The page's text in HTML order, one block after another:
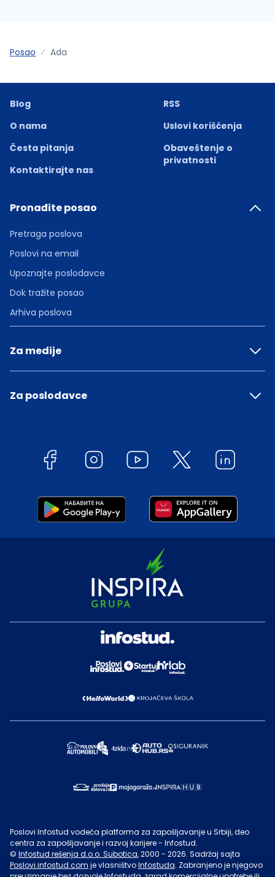
Posao Ada
Blog
O nama
Česta pitanja
Kontaktirajte nas
RSS
Uslovi korišćenja
Obaveštenje o
privatnosti
Pronađite posao
Pretraga poslova
Poslovi na email
Upoznajte poslodavce
Dok tražite posao
Arhiva poslova
Za medije
Za poslodavce
Poslovi Infostud vodeća platforma za zapošljavanje u Srbiji, deo
centra za zapošljavanje i razvoj karijere - Infostud.
© Infostud rešenja d.o.o. Subotica, 2000 - 2026. Sadržaj sajta
Poslovi.infostud.com je vlasništvoInfostuda. Zabranjeno je njegovo